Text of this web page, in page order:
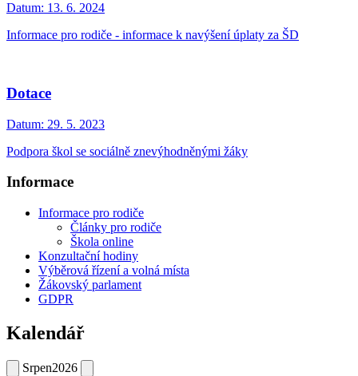
Datum: 13. 6. 2024
Informace pro rodiče - informace k navýšení úplaty za ŠD
Dotace
Datum: 29. 5. 2023
Podpora škol se sociálně znevýhodněnými žáky
Informace
Informace pro rodiče
Články pro rodiče
Škola online
Konzultační hodiny
Výběrová řízení a volná místa
Žákovský parlament
GDPR
Kalendář
Srpen2026